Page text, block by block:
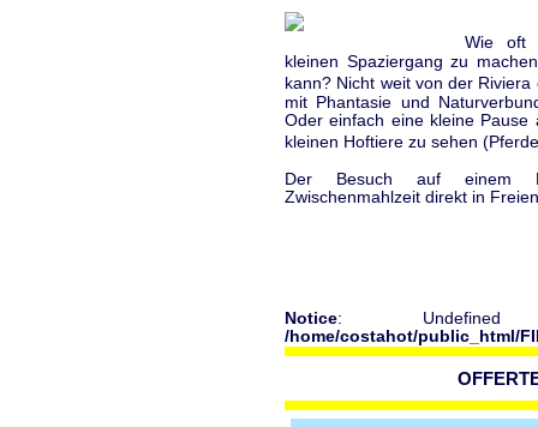
Wie oft
kleinen Spaziergang zu
kann? Nicht weit von der
mit Phantasie und
Oder einfach eine kleine
kleinen Hoftiere zu sehen
Der Besuch auf einem
Zwischenmahlzeit direkt in
Notice:
/home/costahot/public_html/